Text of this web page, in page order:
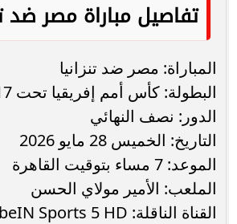
تفاصيل مباراة مصر ضد
المباراة: مصر ضد تنزانيا
البطولة: كأس أمم إفريقيا تحت 17 سنة
الدور: نصف النهائي
التاريخ: الخميس 28 مايو 2026
الموعد: 7 مساء بتوقيت القاهرة
الملعب: الأمير مولاي الحسن
القناة الناقلة: beIN Sports 5 HD